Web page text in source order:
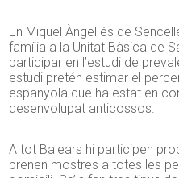
En Miquel Àngel és de
família a la Unitat Bàsica de
participar en l’estudi de
estudi pretén estimar el
espanyola que ha estat en
desenvolupat anticossos.
A tot Balears hi participen
prenen mostres a totes les